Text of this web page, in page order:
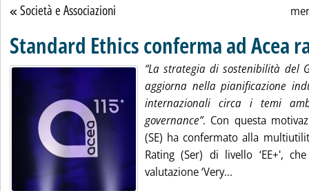
Torna alla sezione
Società e Associazioni
Standard Ethics conferma ad Acea
“La strategia di sostenibilità del
aggiorna nella pianificazione
internazionali circa i temi
governance”. Con questa
(SE) ha confermato alla
Rating (Ser) di livello ‘EE+',
valutazione ‘Very...